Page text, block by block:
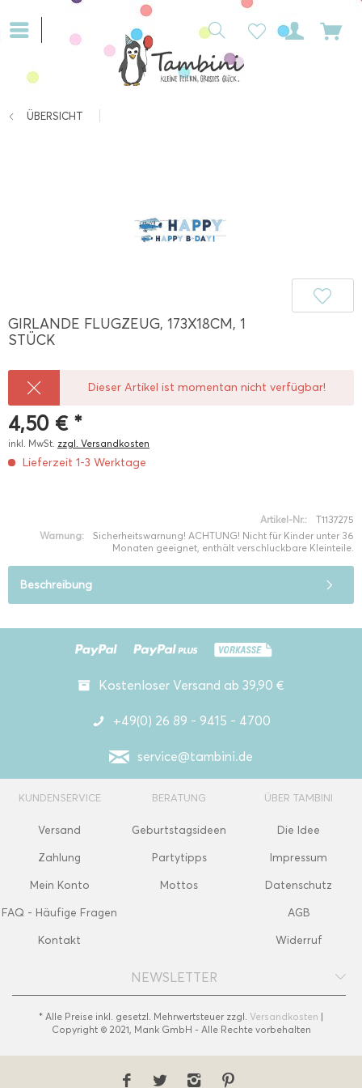
ÜBERSICHT
GIRLANDE FLUGZEUG, 173X18CM, 1
STÜCK
Dieser Artikel ist momentan nicht verfügbar!
4,50 € *
inkl. MwSt. zzgl. Versandkosten
Lieferzeit 1-3 Werktage
Artikel-Nr.:
T1137275
Warnung:
Sicherheitswarnung! ACHTUNG! Nicht für Kinder unter 36
Monaten geeignet, enthält verschluckbare Kleinteile.
Beschreibung
Kostenloser Versand ab 39,90 €
+49(0) 26 89 - 9415 - 4700
service@tambini.de
KUNDENSERVICE
Versand
Zahlung
Mein Konto
FAQ - Häufige Fragen
Kontakt
BERATUNG
Geburtstagsideen
Partytipps
Mottos
ÜBER TAMBINI
Die Idee
Impressum
Datenschutz
AGB
Widerruf
NEWSLETTER
* Alle Preise inkl. gesetzl. Mehrwertsteuer zzgl. Versandkosten |
Copyright © 2021, Mank GmbH - Alle Rechte vorbehalten